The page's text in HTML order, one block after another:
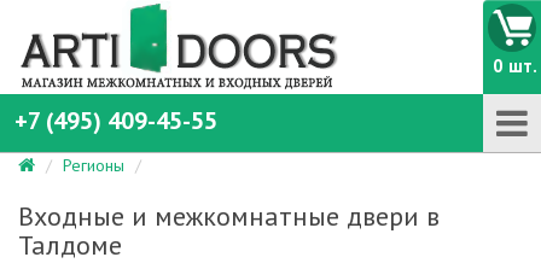
+7 (495) 409-45-55
0 шт.
Регионы
Входные и межкомнатные двери в
Талдоме